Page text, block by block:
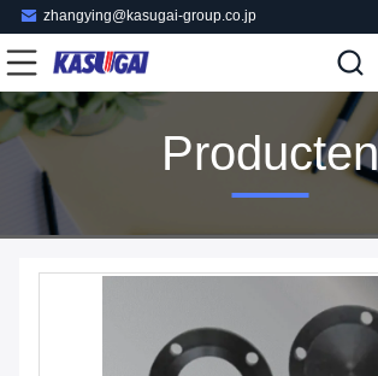
zhangying@kasugai-group.co.jp
Producten